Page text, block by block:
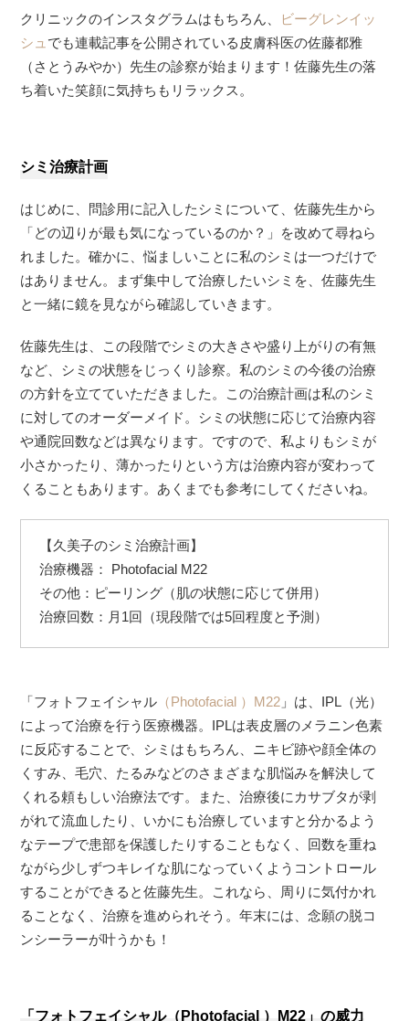
クリニックのインスタグラムはもちろん、
ビーグレンイッ
シュ でも連載記事を公開されている皮膚科医の佐藤都雅
（さとうみやか）先生の診察が始まります！佐藤先生の落
ち着いた笑顔に気持ちもリラックス。
シミ治療計画
はじめに、問診用に記入したシミについて、佐藤先生から
「どの辺りが最も気になっているのか？」を改めて尋ねら
れました。確かに、悩ましいことに私のシミは一つだけで
はありません。まず集中して治療したいシミを、佐藤先生
と一緒に鏡を見ながら確認していきます。
佐藤先生は、この段階でシミの大きさや盛り上がりの有無
など、シミの状態をじっくり診察。私のシミの今後の治療
の方針を立てていただきました。この治療計画は私のシミ
に対してのオーダーメイド。シミの状態に応じて治療内容
や通院回数などは異なります。ですので、私よりもシミが
小さかったり、薄かったりという方は治療内容が変わって
くることもあります。あくまでも参考にしてくださいね。
【久美子のシミ治療計画】
治療機器： Photofacial M22
その他：ピーリング（肌の状態に応じて併用）
治療回数：月1回（現段階では5回程度と予測）
「フォトフェイシャル （Photofacial ）M22 」は、IPL（光）
によって治療を行う医療機器。IPLは表皮層のメラニン色素
に反応することで、シミはもちろん、ニキビ跡や顔全体の
くすみ、毛穴、たるみなどのさまざまな肌悩みを解決して
くれる頼もしい治療法です。また、治療後にカサブタが剥
がれて流血したり、いかにも治療していますと分かるよう
なテープで患部を保護したりすることもなく、回数を重ね
ながら少しずつキレイな肌になっていくようコントロール
することができると佐藤先生。これなら、周りに気付かれ
ることなく、治療を進められそう。年末には、念願の脱コ
ンシーラーが叶うかも！
「フォトフェイシャル（Photofacial ）M22」の威力